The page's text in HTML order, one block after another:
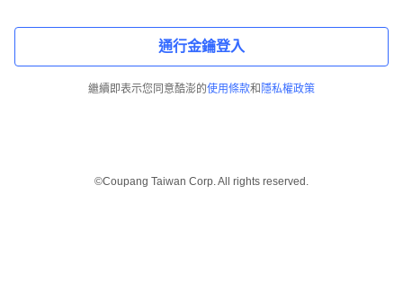
通行金鑰登入
繼續即表示您同意酷澎的使用條款和 隱私權政策
©Coupang Taiwan Corp. All rights reserved.